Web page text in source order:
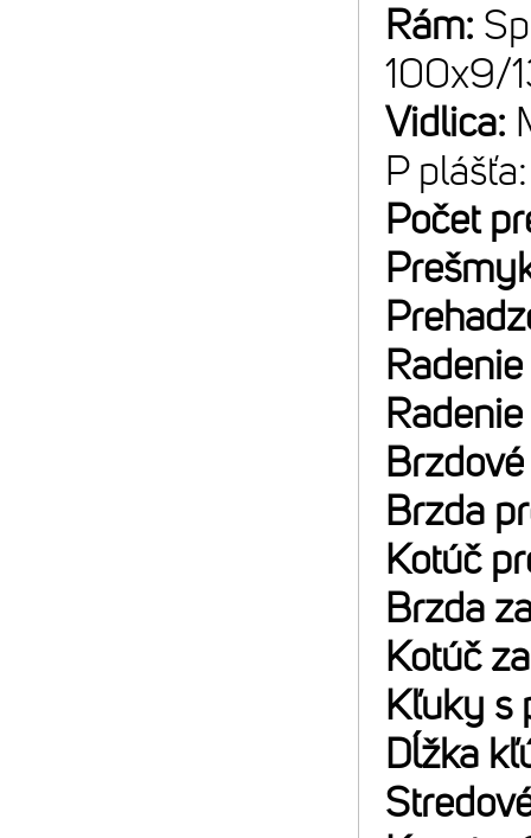
Rám:
100x9/
Vidlica:
P
Počet
Brzda
Kotúč
Brzda
Kotúč
Kľuky s
Dĺžka